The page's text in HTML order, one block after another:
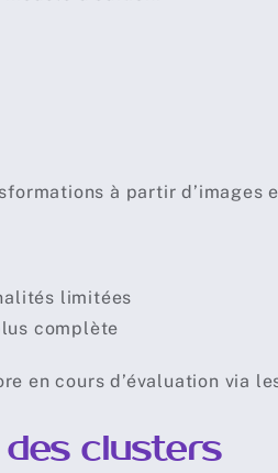
à partir d’images
limitées
complète
en cours d’évaluation via
clusters